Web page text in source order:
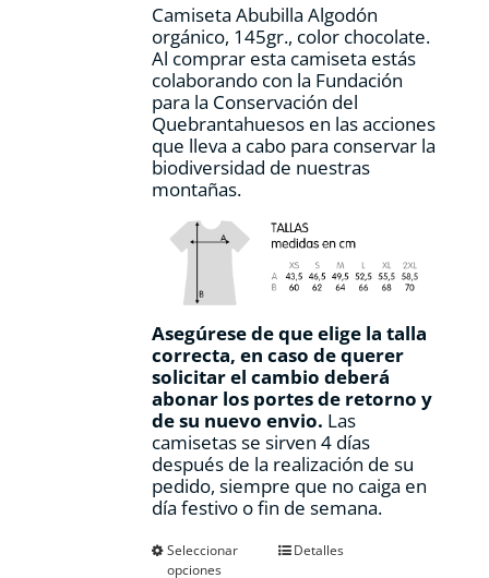
página
de
producto
Camiseta Abubilla Algodón
orgánico, 145gr., color chocolate.
Al comprar esta camiseta estás
colaborando con la Fundación
para la Conservación del
Quebrantahuesos en las acciones
que lleva a cabo para conservar la
biodiversidad de nuestras
montañas.
Asegúrese de que elige la talla
correcta, en caso de querer
solicitar el cambio deberá
abonar los portes de retorno y
de su nuevo envio. Las
camisetas se sirven 4 días
después de la realización de su
pedido, siempre que no caiga en
día festivo o fin de semana.
Seleccionar
opciones
EsteDetalles